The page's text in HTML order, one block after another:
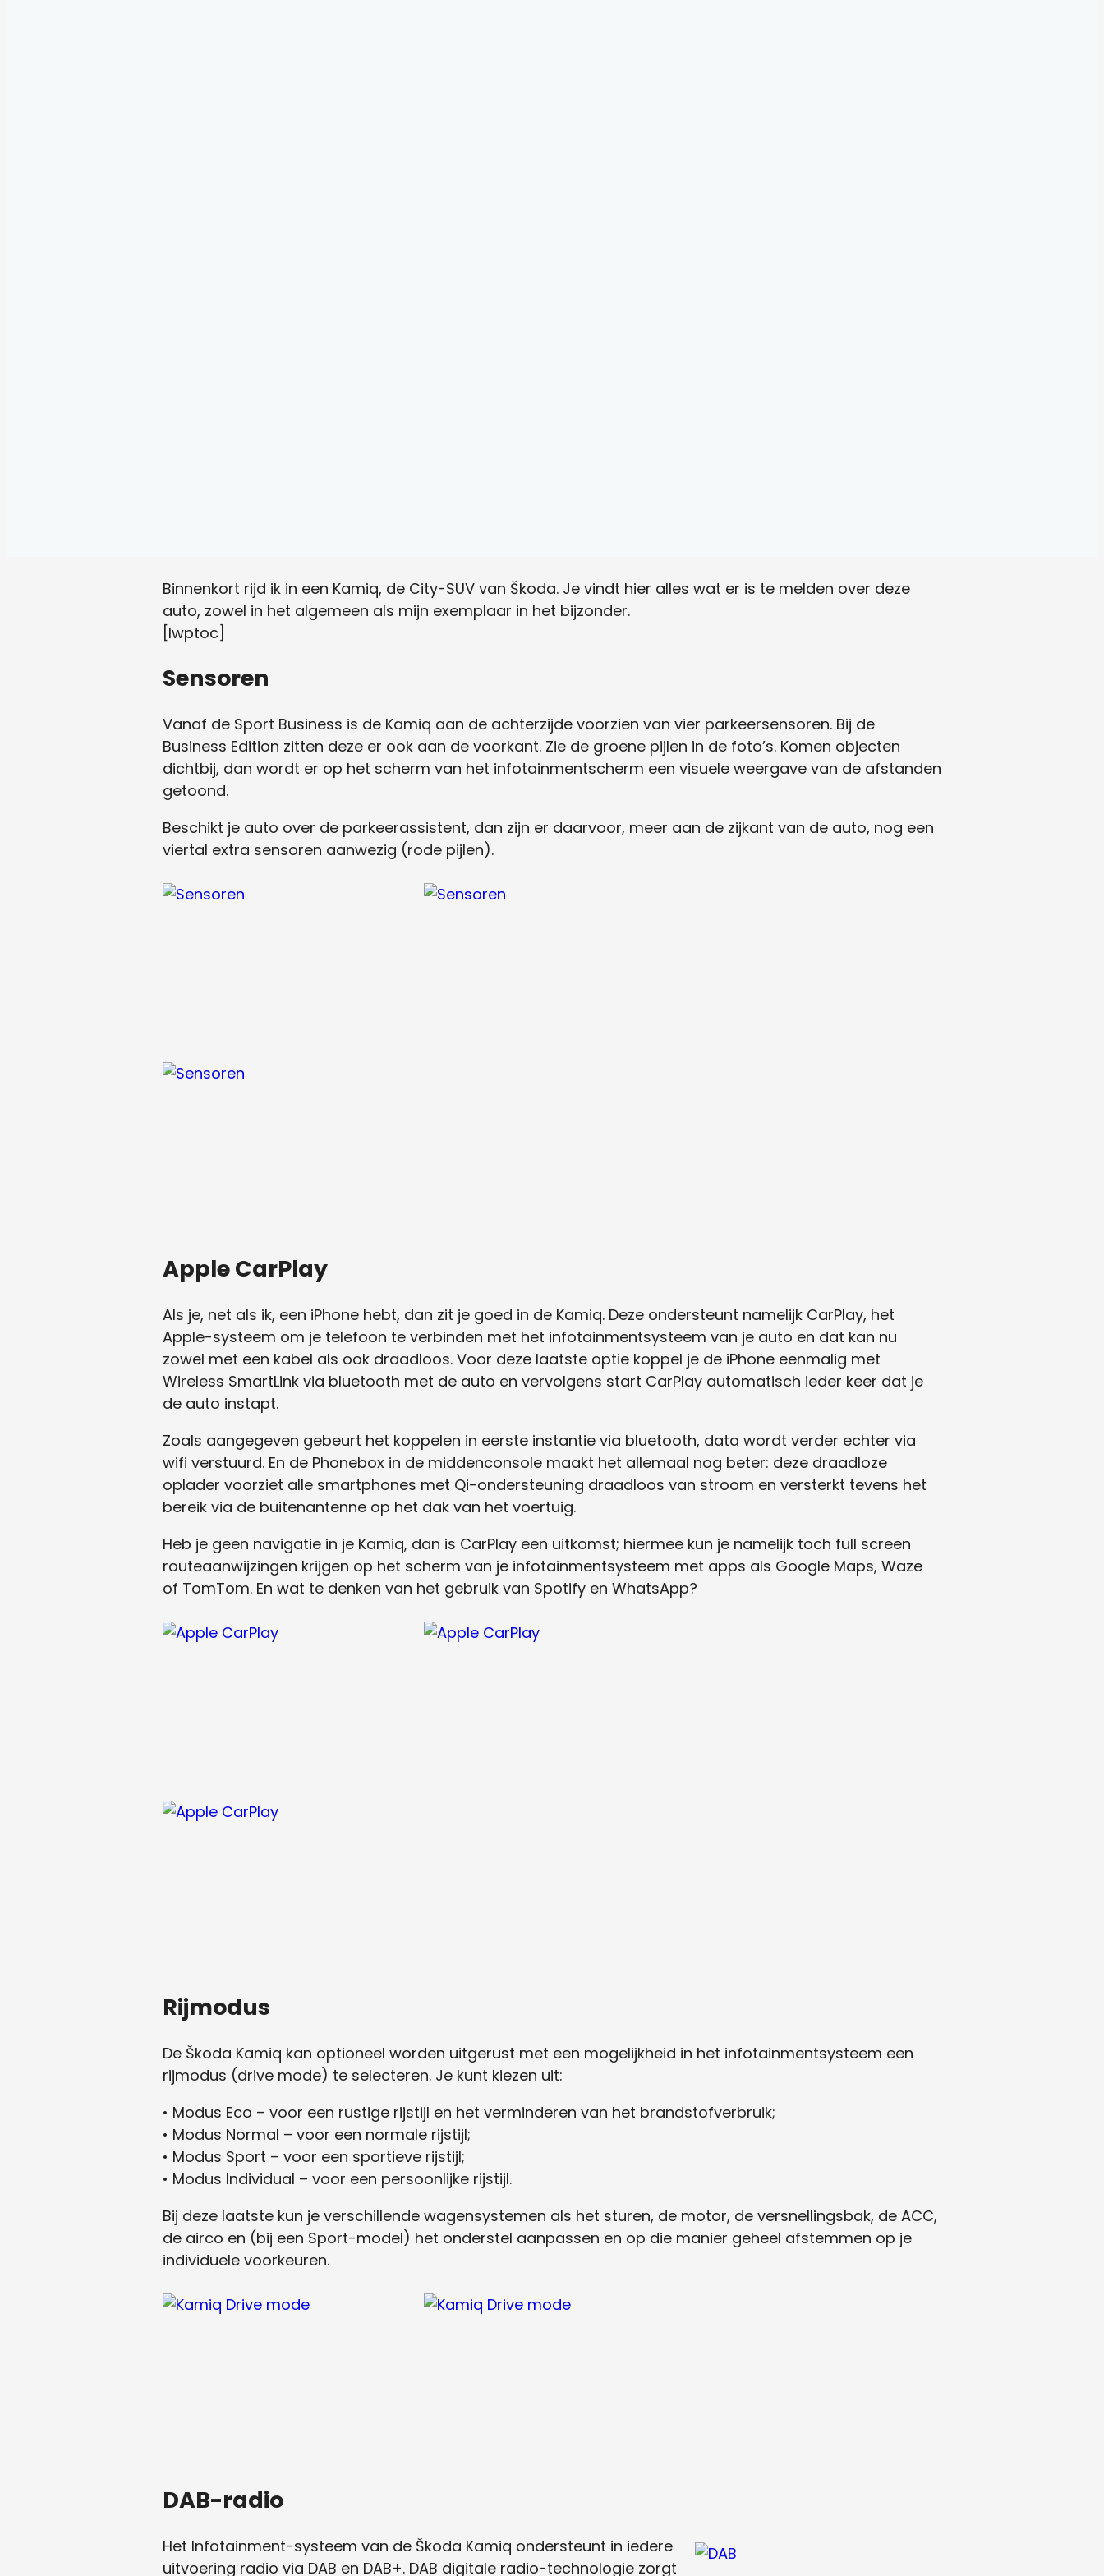
Binnenkort rijd ik in een Kamiq, de City-SUV van Škoda. Je vindt hier alles wat er is te melden over deze
auto, zowel in het algemeen als mijn exemplaar in het bijzonder.
[lwptoc]
Sensoren
Vanaf de Sport Business is de Kamiq aan de achterzijde voorzien van vier parkeersensoren. Bij de
Business Edition zitten deze er ook aan de voorkant. Zie de groene pijlen in de foto’s. Komen objecten
dichtbij, dan wordt er op het scherm van het infotainmentscherm een visuele weergave van de afstanden
getoond.
Beschikt je auto over de parkeerassistent, dan zijn er daarvoor, meer aan de zijkant van de auto, nog een
viertal extra sensoren aanwezig (rode pijlen).
Apple CarPlay
Als je, net als ik, een iPhone hebt, dan zit je goed in de Kamiq. Deze ondersteunt namelijk CarPlay, het
Apple-systeem om je telefoon te verbinden met het infotainmentsysteem van je auto en dat kan nu
zowel met een kabel als ook draadloos. Voor deze laatste optie koppel je de iPhone eenmalig met
Wireless SmartLink via bluetooth met de auto en vervolgens start CarPlay automatisch ieder keer dat je
de auto instapt.
Zoals aangegeven gebeurt het koppelen in eerste instantie via bluetooth, data wordt verder echter via
wifi verstuurd. En de Phonebox in de middenconsole maakt het allemaal nog beter: deze draadloze
oplader voorziet alle smartphones met Qi-ondersteuning draadloos van stroom en versterkt tevens het
bereik via de buitenantenne op het dak van het voertuig.
Heb je geen navigatie in je Kamiq, dan is CarPlay een uitkomst; hiermee kun je namelijk toch full screen
routeaanwijzingen krijgen op het scherm van je infotainmentsysteem met apps als Google Maps, Waze
of TomTom. En wat te denken van het gebruik van Spotify en WhatsApp?
Rijmodus
De Škoda Kamiq kan optioneel worden uitgerust met een mogelijkheid in het infotainmentsysteem een
rijmodus (drive mode) te selecteren. Je kunt kiezen uit:
• Modus Eco – voor een rustige rijstijl en het verminderen van het brandstofverbruik;
• Modus Normal – voor een normale rijstijl;
• Modus Sport – voor een sportieve rijstijl;
• Modus Individual – voor een persoonlijke rijstijl.
Bij deze laatste kun je verschillende wagensystemen als het sturen, de motor, de versnellingsbak, de ACC,
de airco en (bij een Sport-model) het onderstel aanpassen en op die manier geheel afstemmen op je
individuele voorkeuren.
DAB-radio
Het Infotainment-systeem van de Škoda Kamiq ondersteunt in iedere
uitvoering radio via DAB en DAB+. DAB digitale radio-technologie zorgt